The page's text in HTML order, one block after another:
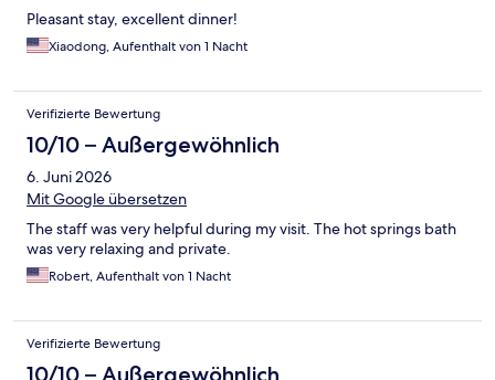
Pleasant stay, excellent dinner!
Xiaodong, Aufenthalt von 1 Nacht
Verifizierte Bewertung
10/10 – Außergewöhnlich
6. Juni 2026
Mit Google übersetzen
The staff was very helpful during my visit. The hot springs bath
was very relaxing and private.
Robert, Aufenthalt von 1 Nacht
Verifizierte Bewertung
10/10 – Außergewöhnlich